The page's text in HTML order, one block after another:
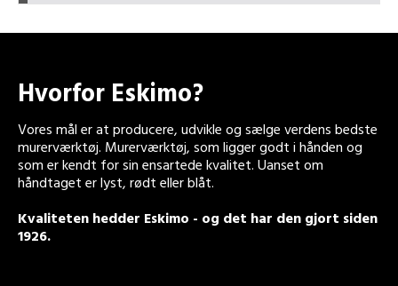
Hvorfor Eskimo?
Vores mål er at producere, udvikle og sælge verdens bedste
murerværktøj. Murerværktøj, som ligger godt i hånden og
som er kendt for sin ensartede kvalitet. Uanset om
håndtaget er lyst, rødt eller blåt.
Kvaliteten hedder Eskimo - og det har den gjort siden
1926.